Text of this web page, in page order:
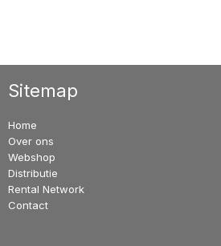
Sitemap
Home
Over ons
Webshop
Distributie
Rental Network
Contact